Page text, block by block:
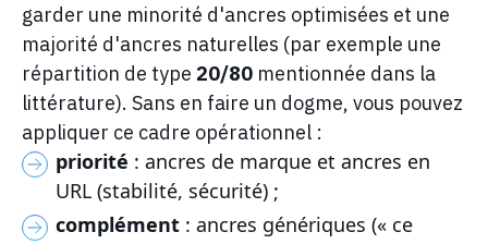
garder une minorité d'ancres optimisées et une
majorité d'ancres naturelles (par exemple une
répartition de type 20/80mentionnée dans la
littérature). Sans en faire un dogme, vous pouvez
appliquer ce cadre opérationnel :
priorité : ancres de marque et ancres en
URL (stabilité, sécurité) ;
complément : ancres génériques (« ce